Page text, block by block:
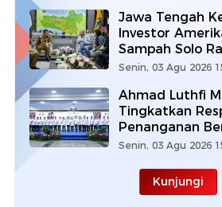
Jawa Tengah
Investor
Sampah Solo
Senin, 03 Agu 2026
Ahmad Luthfi
Tingkatkan
Penanganan
Senin, 03 Agu 2026
Kunjungi